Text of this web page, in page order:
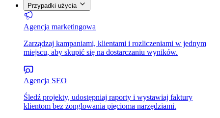
Przypadki użycia
Agencja marketingowa
Zarządzaj kampaniami, klientami i rozliczeniami w jednym
miejscu, aby skupić się na dostarczaniu wyników.
Agencja SEO
Śledź projekty, udostępniaj raporty i wystawiaj faktury
klientom bez żonglowania pięcioma narzędziami.